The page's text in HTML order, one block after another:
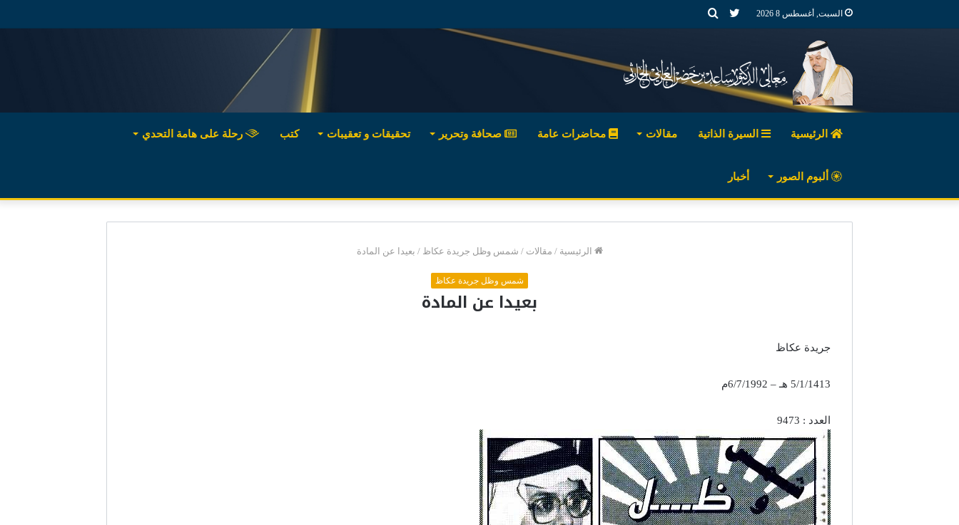
السبت, أغسطس 8 2026 بحثتويتر
الرئيسية السيرة الذاتية مقالات محاضرات عامة صحافة وتحرير تحقيقات و تعقيبات كتب رحلة على هامة التحدي
ألبوم الصور أخبار
الرئيسية / مقالات / شمس وظل جريدة عكاظ / بعيدا عن المادة
شمس وظل جريدة عكاظ
بعيدا عن المادة
جريدة عكاظ
5/1/1413 هـ – 6/7/1992م
العدد : 9473